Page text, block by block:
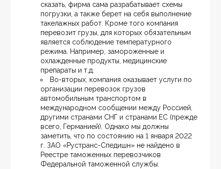
сказать, фирма сама разрабатывает схемы
погрузки, а также берет на себя выполнение
такелажных работ. Кроме того компания
перевозит грузы, для которых обязательным
является соблюдение температурного
режима. Например, замороженные и
охлажденные продукты, медицинские
препараты и т.д.
Во-вторых, компания оказывает услуги по
организации перевозок грузов
автомобильным транспортом в
международном сообщении между Россией,
другими странами СНГ и странами ЕС (прежде
всего, Германией). Однако мы должны
заметить, что по состоянию на 1 января 2022
г. ЗАО «Рустранс-Спедишн» не найдено в
Реестре таможенных перевозчиков
Федеральной таможенной службы.